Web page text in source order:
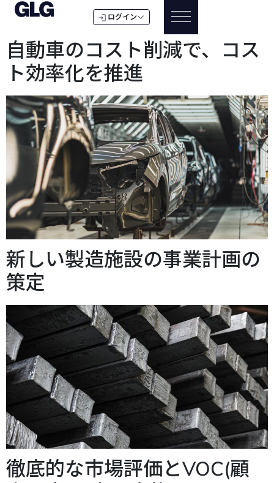
ログイン
自動車のコスト削減で、コス
ト効率化を推進
新しい製造施設の事業計画の
策定
徹底的な市場評価とVOC(顧